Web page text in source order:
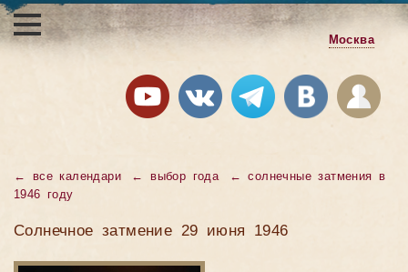
Москва
← все календари ←выбор года ←солнечные затмения в
1946 году
Солнечное затмение 29 июня 1946